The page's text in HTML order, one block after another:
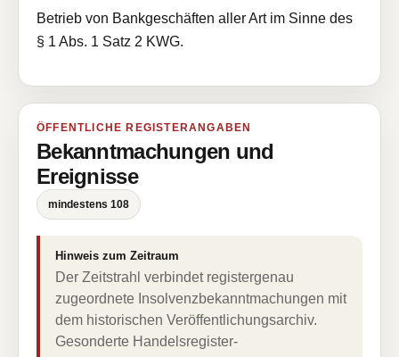
Betrieb von Bankgeschäften aller Art im Sinne des
§ 1 Abs. 1 Satz 2 KWG.
ÖFFENTLICHE REGISTERANGABEN
Bekanntmachungen und
Ereignisse
mindestens 108
Hinweis zum Zeitraum
Der Zeitstrahl verbindet registergenau
zugeordnete Insolvenzbekanntmachungen mit
dem historischen Veröffentlichungsarchiv.
Gesonderte Handelsregister-